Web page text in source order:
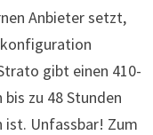
Anbieter setzt,
gibt einen 410-
zu 48 Stunden
ist. Unfassbar! Zum